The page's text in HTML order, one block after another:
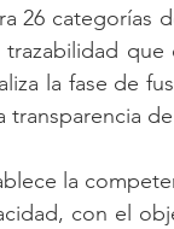
26 categorías
que
la fase de
transparencia
la
con el